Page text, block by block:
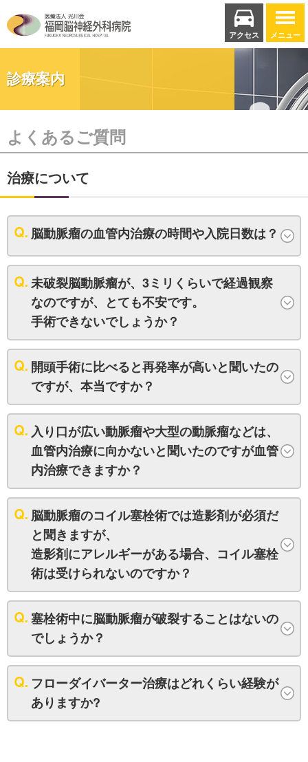
アクセス メニュー
診療案内
よくあるご質問
治療について
脳動脈瘤の血管内治療の時間や入院日数は？
未破裂脳動脈瘤が、3ミリくらいで経過観察
なのですが、とても不安です。
手術できないでしょうか？
開頭手術に比べると再発率が高いと聞いたの
ですが、本当ですか？
入り口が広い動脈瘤や大型の動脈瘤などは、
血管内治療に向かないと聞いたのですが血管
内治療できますか？
脳動脈瘤のコイル塞栓術では造影剤が必須だ
と聞きますが、
造影剤にアレルギーがある場合、コイル塞栓
術は受けられないのですか？
塞栓術中に脳動脈瘤が破裂することはないの
でしょうか？
フローダイバーター治療はどれくらい経験が
ありますか?